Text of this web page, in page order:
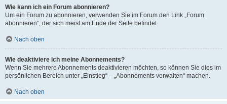
Wie kann ich ein Forum abonnieren?
Um ein Forum zu abonnieren, verwenden Sie im Forum den Link „Forum
abonnieren“, der sich meist am Ende der Seite befindet.
Nach oben
Wie deaktiviere ich meine Abonnements?
Wenn Sie mehrere Abonnements deaktivieren möchten, so können Sie dies im
persönlichen Bereich unter „Einstieg“ – „Abonnements verwalten“ machen.
Nach oben